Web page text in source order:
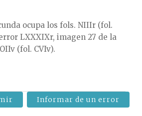
ocupa los fols. NIIIr (fol.
LXXXIXr, imagen 27 de la
(fol. CVIv).
Informar de un error